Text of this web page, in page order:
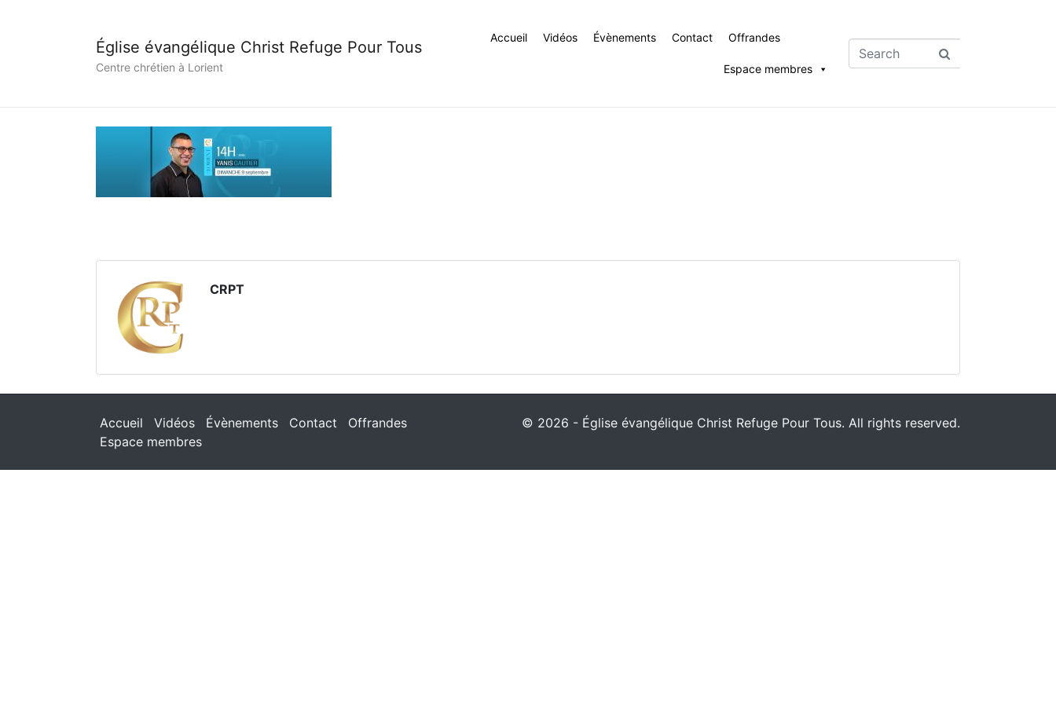
Église évangélique Christ Refuge Pour Tous
Centre chrétien à Lorient
Accueil Vidéos Évènements Contact Offrandes
Espace membres
CRPT
Accueil Vidéos Évènements Contact
Offrandes
Espace membres
© 2026 - Église évangélique Christ Refuge Pour Tous. All rights reserved.